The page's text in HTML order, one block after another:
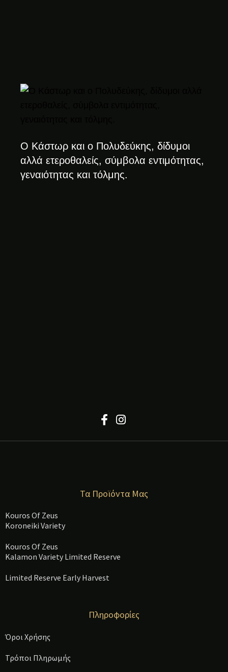
Ο Κάστωρ και ο Πολυδεύκης, δίδυμοι
αλλά ετεροθαλείς, σύμβολα εντιμότητας,
γεναιότητας και τόλμης.
Τα Προϊόντα Μας
Kouros Of Zeus
Koroneiki Variety
Kouros Of Zeus
Kalamon Variety Limited Reserve
Limited Reserve Early Harvest
Πληροφορίες
Όροι Χρήσης
Τρόποι Πληρωμής